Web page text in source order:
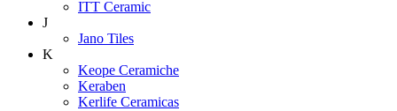
ITT Ceramic
J
Jano Tiles
K
Keope Ceramiche
Keraben
Kerlife Ceramicas